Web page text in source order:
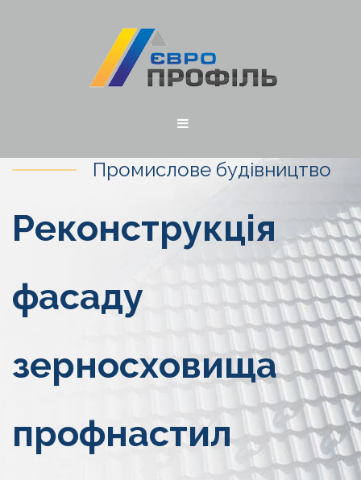
Промислове будівництво
Реконструкція
фасаду
зерносховища
профнастил